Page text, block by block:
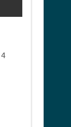
4